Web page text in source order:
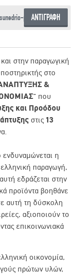
ΑΝΤΙΓΡΑΦΗ
στην παραγωγική
στο
&
που
και Προόδου
στις 13
η
παραγωγή,
εδράζεται στην
προϊόντα βοηθάνε
αυτή τη δύσκολη
αξιοποιούν το
επικοινωνιακά
οικονομία,
πρώτων υλών,